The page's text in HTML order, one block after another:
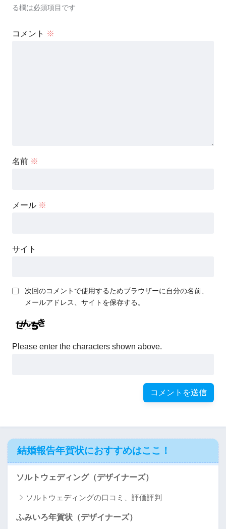
る欄は必須項目です
コメント ※
名前 ※
メール ※
サイト
次回のコメントで使用するためブラウザーに自分の名前、
メールアドレス、サイトを保存する。
Please enter the characters shown above.
結婚報告年賀状におすすめはここ！
ソルトウェディング（デザイナーズ）
ソルトウェディングの口コミ、評価評判
ふみいろ年賀状（デザイナーズ）